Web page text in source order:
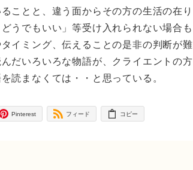
ことと、違う面からその方の生活の在り
うでもいい」等受け入れられない場合も
イミング、伝えることの是非の判断が難
だいろいろな物語が、クライエントの方
読まなくては・・と思っている。
Pinterest フィード コピー